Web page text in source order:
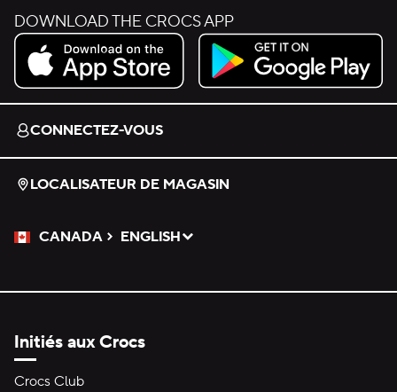
DOWNLOAD THE CROCS APP
Download on the App Store.
Get it on Google Play.
CONNECTEZ-VOUS
LOCALISATEUR DE MAGASIN
CANADA
Veuillez sélectionner une langue
ENGLISH
Sélectionné
Initiés aux Crocs
Crocs Club